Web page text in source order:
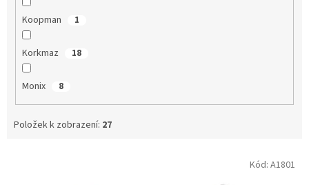
Koopman 1
Korkmaz 18
Monix 8
Položek k zobrazení: 27
Kód: A1801